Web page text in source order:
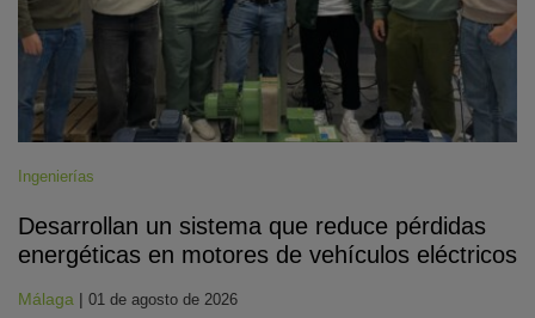
Ingenierías
Desarrollan un sistema que reduce pérdidas
energéticas en motores de vehículos eléctricos
Málaga | 01 de agosto de 2026